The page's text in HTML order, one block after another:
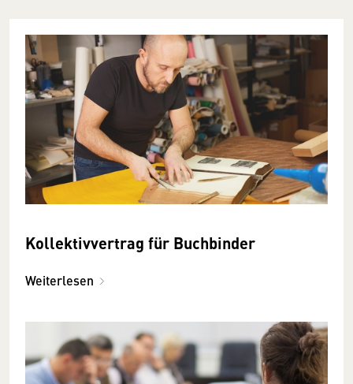
Kollektivvertrag für Buchbinder
Weiterlesen